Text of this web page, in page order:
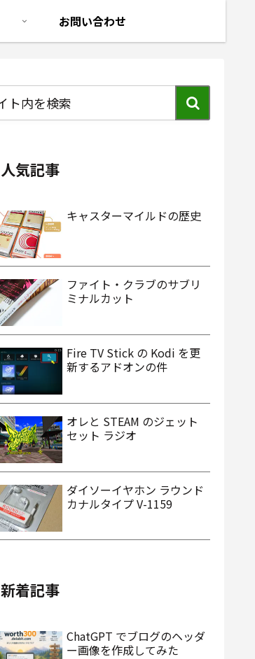
お問い合わせ
人気記事
キャスターマイルドの歴史
ファイト・クラブのサブリ
ミナルカット
Fire TV Stick の Kodi を更
新するアドオンの件
オレと STEAM のジェット
セット ラジオ
ダイソーイヤホン ラウンド
カナルタイプ V-1159
新着記事
ChatGPT でブログのヘッダ
ー画像を作成してみた